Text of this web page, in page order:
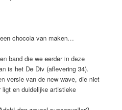
chocola van maken…
band die we eerder in deze
is het De Div (aflevering 34).
versie van de new wave, die niet
en duidelijke artistieke